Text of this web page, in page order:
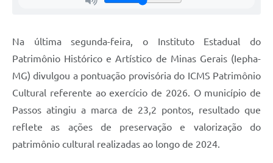
Na última segunda-feira, o Instituto Estadual do
Patrimônio Histórico e Artístico de Minas Gerais (Iepha-
MG) divulgou a pontuação provisória do ICMS Patrimônio
Cultural referente ao exercício de 2026. O município de
Passos atingiu a marca de 23,2 pontos, resultado que
reflete as ações de preservação e valorização do
patrimônio cultural realizadas ao longo de 2024.